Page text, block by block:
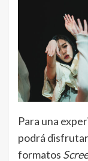
Para una
podrá
formatos